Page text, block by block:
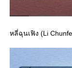
หลี่ฉุนเฟิง (Li